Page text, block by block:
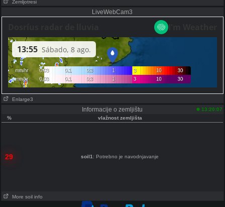
Zemljotresi
LiveWebCam3
Enlarge3
Informacije o zemljištu
13:20:07
%
vlažnost zemljišta
29 soil1 : Potrebno je navodnjavanje
More soil info